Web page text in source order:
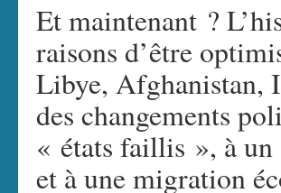
Et maintenant ?
raisons d’être
Libye, Afghanistan,
des changements
« états faillis », à un
et à une migration